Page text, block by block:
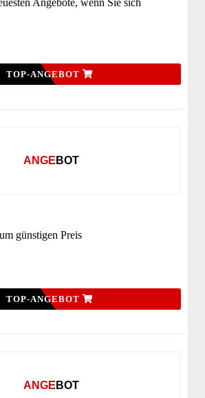
Angebote, wenn Sie sich
TOP-ANGEBOT
ANGEBOT
günstigen Preis
TOP-ANGEBOT
ANGEBOT